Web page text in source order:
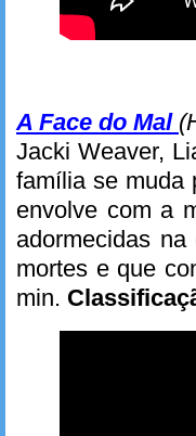
A Face do Mal
Jacki Weaver,
família se muda
envolve com a
adormecidas
mortes e que
min.